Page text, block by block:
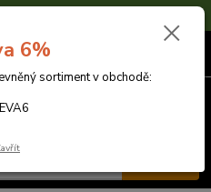
zboží s kódem SLEVA6
6%
sortiment v obchodě: